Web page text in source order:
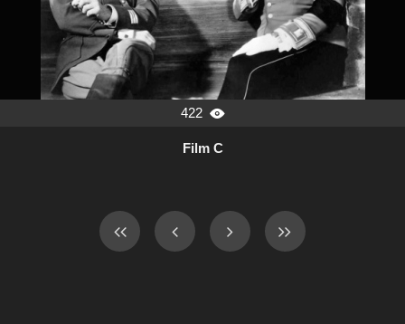
422 
Film C